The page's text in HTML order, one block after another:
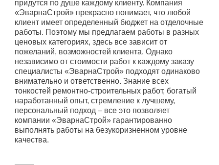
придутся по душе каждому клиенту. Компания
«ЭварнаСтрой» прекрасно понимает, что любой
клиент имеет определенный бюджет на отделочные
работы. Поэтому мы предлагаем работы в разных
ценовых категориях, здесь все зависит от
пожеланий, возможностей клиента. Однако
независимо от стоимости работ к каждому заказу
специалисты «ЭварнаСтрой» подходят одинаково
внимательно и ответственно. Знание всех
тонкостей ремонтно-строительных работ, богатый
наработанный опыт, стремление к лучшему,
персональный подход – все это позволяет
компании «ЭварнаСтрой» гарантированно
выполнять работы на безукоризненном уровне
качества.